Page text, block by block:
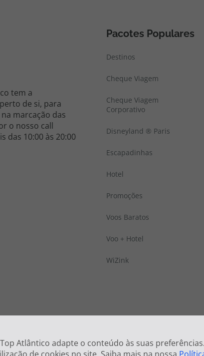
Atlântico adapte o conteúdo às suas preferências.
de cookies no site. Saiba mais na nossa
tem a
de si, para
marcação das
o nosso call
das 10:00 às 20:00
Pacotes Populares
Destinos
Cheque Viagem
Cheque Viagem
Corporativo
Disneyland ® Paris
Escapadinhas
Hotel
Promoções
Voos Baratos
Voo + Hotel
WiZink